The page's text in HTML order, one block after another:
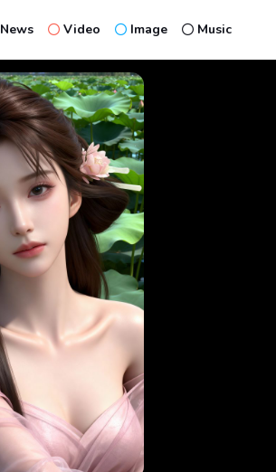
News Video Image Music